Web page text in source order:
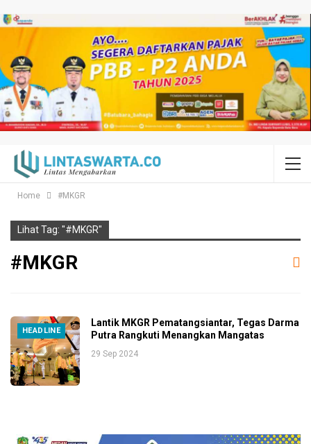
Home #MKGR
Lihat Tag: "#MKGR"
#MKGR
HEADLINE
Lantik MKGR Pematangsiantar, Tegas Darma
Putra Rangkuti Menangkan Mangatas
29 Sep 2024